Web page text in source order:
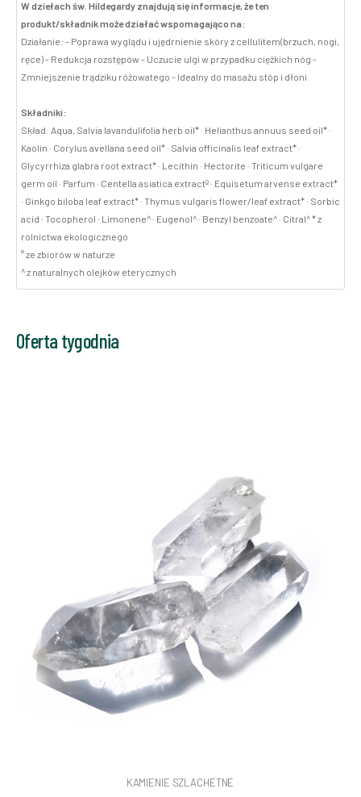
W dziełach św. Hildegardy znajdują się informacje, że ten
produkt/składnik może działać wspomagająco na:
Działanie: - Poprawa wyglądu i ujędrnienie skóry z cellulitem(brzuch, nogi,
ręce) - Redukcja rozstępów - Uczucie ulgi w przypadku ciężkich nóg -
Zmniejszenie trądziku różowatego - Idealny do masażu stóp i dłoni
Składniki:
Skład: Aqua, Salvia lavandulifolia herb oil* · Helianthus annuus seed oil* ·
Kaolin · Corylus avellana seed oil* · Salvia officinalis leaf extract* ·
Glycyrrhiza glabra root extract* · Lecithin · Hectorite · Triticum vulgare
germ oil · Parfum · Centella asiatica extractº · Equisetum arvense extract*
· Ginkgo biloba leaf extract* · Thymus vulgaris flower/leaf extract* · Sorbic
acid · Tocopherol · Limonene^ · Eugenol^ · Benzyl benzoate^ · Citral^ * z
rolnictwa ekologicznego
° ze zbiorów w naturze
^ z naturalnych olejków eterycznych
Oferta tygodnia
KAMIENIE SZLACHETNE